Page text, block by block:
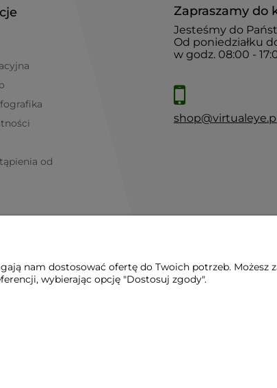
Zapraszamy do
Jesteśmy do
Od poniedziałku
w godz. 08:00 -
od
nam dostosować ofertę do Twoich potrzeb. Możesz
wybierając opcję "Dostosuj zgody".